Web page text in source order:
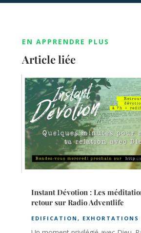
EN APPRENDRE PLUS
Article liée
Instant Dévotion : Les
retour sur Radio Adventlife
EDIFICATION , EXHORTATIONS